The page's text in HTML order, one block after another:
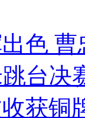
色
台决
获铜